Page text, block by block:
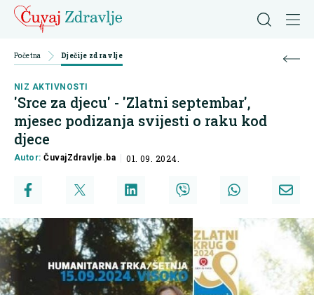
Početna Dječije zdravlje
NIZ AKTIVNOSTI
'Srce za djecu' - 'Zlatni septembar',
mjesec podizanja svijesti o raku kod
djece
Autor:ČuvajZdravlje.ba 01. 09. 2024.